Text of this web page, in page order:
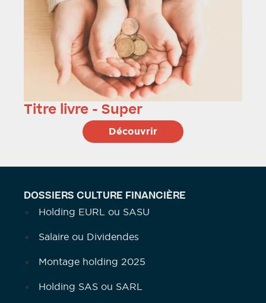
Titre livre - Super
Découvrir
DOSSIERS CULTURE FINANCIÈRE
Holding EURL ou SASU
Salaire ou Dividendes
Montage holding 2025
Holding SAS ou SARL